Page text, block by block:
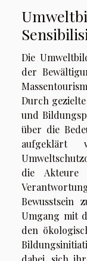
Die
der
Durch
und
über die
aufgeklärt
die
Bewusstsein
Umgang mit
den